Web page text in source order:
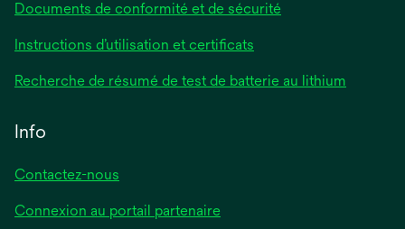
Documents de conformité et de sécurité
Instructions d’utilisation et certificats
Recherche de résumé de test de batterie au lithium
Info
Contactez-nous
Connexion au portail partenaire